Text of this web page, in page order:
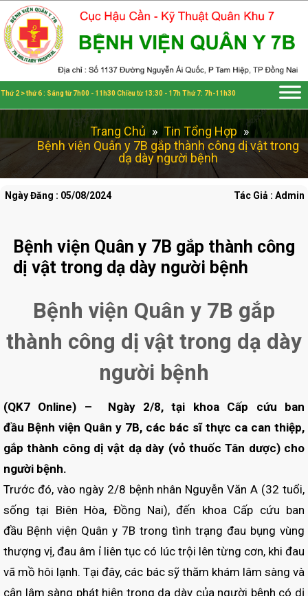
Thứ 2 > thứ 6 : Sáng từ 7h00 - 11h30 Chiều từ 13:30 - 17h Thứ 7: 7h-11h30
Trang Chủ » Tin Tổng Hợp »
Bệnh viện Quân y 7B gắp thành công dị vật trong
dạ dày người bệnh
Ngày Đăng : 05/08/2024 Tác Giả : Admin
Bệnh viện Quân y 7B gắp thành công
dị vật trong dạ dày người bệnh
Bệnh viện Quân y 7B gắp
thành công dị vật trong dạ dày
người bệnh
(QK7 Online) – Ngày 2/8, tại khoa Cấp cứu ban
đầu Bệnh viện Quân y 7B, các bác sĩ thực ca can thiệp,
gắp thành công dị vật dạ dày (vỏ thuốc Tân dược) cho
người bệnh.
Trước đó, vào ngày 2/8 bệnh nhân Nguyễn Văn A (32 tuổi,
sống tại Biên Hòa, Đồng Nai), đến khoa Cấp cứu ban
đầu Bệnh viện Quân y 7B trong tình trạng đau bụng vùng
thượng vị, đau âm ỉ liên tục có lúc trội lên từng cơn, khi đau
vã mồ hôi lạnh. Tại đây, các bác sỹ thăm khám lâm sàng và
cận lâm sàng phát hiện trong dạ dày của người bệnh có dị
Đã kết nối EMC